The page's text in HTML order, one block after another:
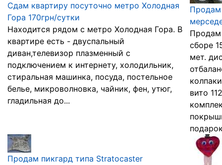
Сдам квартиру посуточно метро Холодная
Гора 170грн/сутки
Находится рядом с метро Холодная Гора. В
квартире есть - двуспальный
диван,телевизор плазменный с
подключением к интернету, холодильник,
стиральная машинка, посуда, постельное
белье, микроволновка, чайник, фен, утюг,
гладильная до...
Продам
Продам
сборе
мет.
вито
Продам пикгард типа Stratocaster